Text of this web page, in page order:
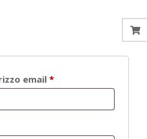
email *Richiesto